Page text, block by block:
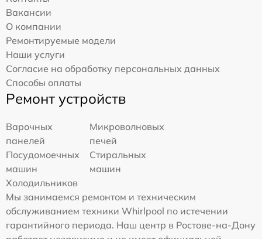
Вакансии
О компании
Ремонтируемые модели
Наши услуги
Согласие на обработку персональных данных
Способы оплаты
Ремонт устройств
Варочных
панелей
Микроволновых
печей
Посудомоечных
машин
Стиральных
машин
Холодильников
Мы занимаемся ремонтом и техническим
обслуживанием техники Whirlpool по истечении
гарантийного периода. Наш центр в Ростове-на-Дону